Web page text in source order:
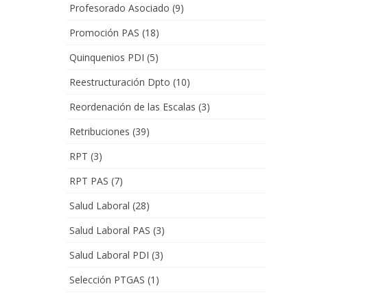
Profesorado Asociado (9)
Promoción PAS (18)
Quinquenios PDI (5)
Reestructuración Dpto (10)
Reordenación de las Escalas (3)
Retribuciones (39)
RPT (3)
RPT PAS (7)
Salud Laboral (28)
Salud Laboral PAS (3)
Salud Laboral PDI (3)
Selección PTGAS (1)